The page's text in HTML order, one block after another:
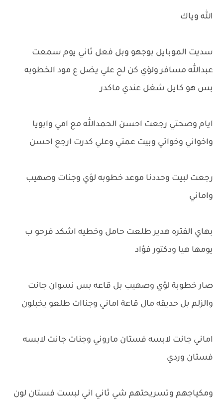
الله وياك
سديت الموبايل بوجهو وبل فعل ثاني يوم سمعت
عبدالله مسافر ولؤي كن لح علي يضل ع مود الخطوبه
بس هو كايل شغل عندي ماكدر
ايام وصحتي رجعت احسن الحمدالله مع امي وابويا
واخواني وخواتي وبيت عمتي وعلي كدرت ارجع احسن
رجعت لبيت وحددنا موعد خطوبه لؤي وجنات وصهيب
واماني
بهاي الفتره هدير طلعت حامل وخطيه اشكد فرحو ب
يومها هيا ودكتور فؤاد
صار خطوبة لؤي وصهيب بل قاعه بس نسوان جانت
والزلم بل حديقه مال قاعة اماني وجناات طلعو يخبلون
اماني جانت لابسه فستان ماروني وجنات جانت لابسه
فستان وردي
ومكياجهم وتسريحتهم شي ثاني اني لبست فستان لون